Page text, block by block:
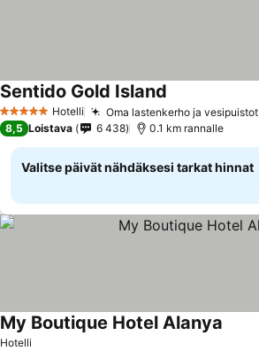
5 Tähtiluokitus
Hotelli Oma lastenkerho ja vesipuistot
Sentido Gold Island
8,5 Loistava 6 438 0.1 km rannalle
Valitse päivät nähdäksesi tarkat hinnat
Hotelli
My Boutique Hotel Alanya